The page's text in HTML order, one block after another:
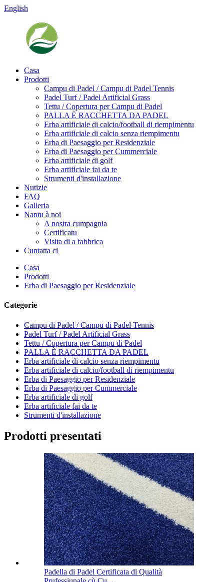
English
Casa
Prodotti
Campu di Padel / Campu di Padel Tennis
Padel Turf / Padel Artificial Grass
Tettu / Copertura per Campu di Padel
PALLA È RACCHETTA DA PADEL
Erba artificiale di calcio/football di riempimentu
Erba artificiale di calcio senza riempimentu
Erba di Paesaggio per Residenziale
Erba di Paesaggio per Cummerciale
Erba artificiale di golf
Erba artificiale fai da te
Strumenti d'installazione
Nutizie
FAQ
Galleria
Nantu à noi
A nostra cumpagnia
Certificatu
Visita di a fabbrica
Cuntatta ci
Casa
Prodotti
Erba di Paesaggio per Residenziale
Categorie
Campu di Padel / Campu di Padel Tennis
Padel Turf / Padel Artificial Grass
Tettu / Copertura per Campu di Padel
PALLA È RACCHETTA DA PADEL
Erba artificiale di calcio senza riempimentu
Erba artificiale di calcio/football di riempimentu
Erba di Paesaggio per Residenziale
Erba di Paesaggio per Cummerciale
Erba artificiale di golf
Erba artificiale fai da te
Strumenti d'installazione
Prodotti presentati
Padella di Padel Certificata di Qualità